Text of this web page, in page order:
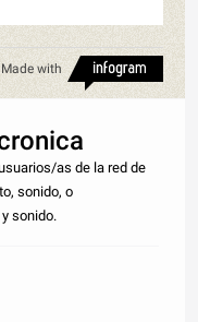
Made with
as de la red de
sonido, o
sonido.